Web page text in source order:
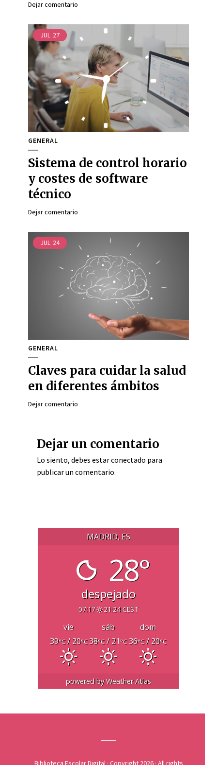
Dejar comentario
JUL 27
GENERAL
Sistema de control horario
y costes de software
técnico
Dejar comentario
JUL 24
GENERAL
Claves para cuidar la salud
en diferentes ámbitos
Dejar comentario
Dejar un comentario
Lo siento, debes estarconectado para
publicar un comentario.
MADRID, ES
28°
despejado
07:17 21:24 CEST
vie sáb
dom
39°C/ 20°C38°C/ 21°C 36°C/ 20°C
powered byWeather Atlas
Biblioteca Escolar Digital · Copyright 2026 · All rights